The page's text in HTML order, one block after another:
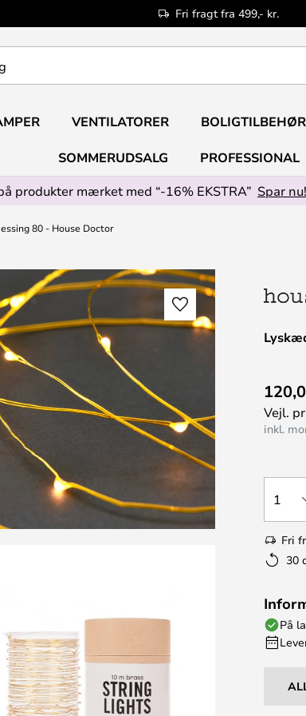
Fri fragt fra 499,- kr.
VENTILATORER BOLIGTILBEHØR
SOMMERUDSALG
PROFESSIONAL
produkter mærket med “-16% EKSTRA” Spar nu!
80 - House Doctor
Vejl.
inkl.
1
Fri
30
På